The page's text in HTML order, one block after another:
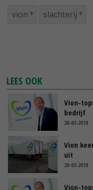
vion slachterij
LEES OOK
Vion-
bedrijf
30-03-2018
Vion
uit
29-03-2018
Vion-